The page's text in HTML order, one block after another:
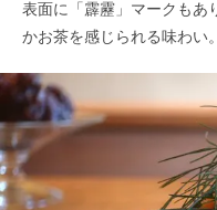
表面に「霹靂」マークもあ
かお茶を感じられる味わい